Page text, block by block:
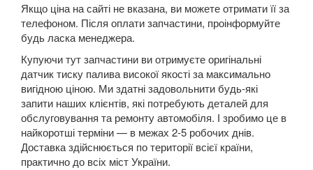
VOLKSWAGEN keyboard_arrow_down
Arteon
Atlas
Atlas Cross Sport
Amarok (2H)
Beetle (A5)
Якщо ціна на сайті не вказана, ви можете отримати її за
телефоном. Після оплати запчастини, проінформуйте
будь ласка менеджера.
Купуючи тут запчастини ви отримуєте оригінальні
датчик тиску палива високої якості за максимально
вигідною ціною. Ми здатні задовольнити будь-які
запити наших клієнтів, які потребують деталей для
обслуговування та ремонту автомобіля. І зробимо це в
найкоротші терміни — в межах 2-5 робочих днів.
Доставка здійснюється по території всієї країни,
практично до всіх міст України.